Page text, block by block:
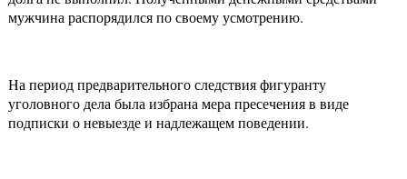
мужчина распорядился по своему усмотрению.
На период предварительного следствия фигуранту
уголовного дела была избрана мера пресечения в виде
подписки о невыезде и надлежащем поведении.